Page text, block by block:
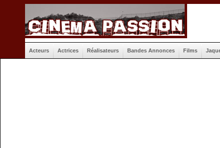
Acteurs Actrices Réalisateurs Bandes Annonces Films